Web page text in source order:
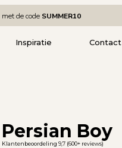
de code SUMMER10
Inspiratie Contact
Persian Boy
Klantenbeoordeling 9,7 (600+ reviews)